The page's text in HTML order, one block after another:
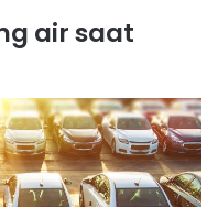
air saat